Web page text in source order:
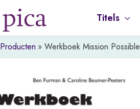
Titels
Producten Werkboek Mission Possible